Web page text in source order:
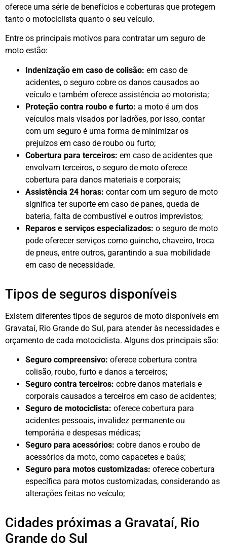
oferece uma série de benefícios e coberturas que protegem
tanto o motociclista quanto o seu veículo.
Entre os principais motivos para contratar um seguro de
moto estão:
Indenização em caso de colisão: em caso de
acidentes, o seguro cobre os danos causados ao
veículo e também oferece assistência ao motorista;
Proteção contra roubo e furto: a moto é um dos
veículos mais visados por ladrões, por isso, contar
com um seguro é uma forma de minimizar os
prejuízos em caso de roubo ou furto;
Cobertura para terceiros: em caso de acidentes que
envolvam terceiros, o seguro de moto oferece
cobertura para danos materiais e corporais;
Assistência 24 horas: contar com um seguro de moto
significa ter suporte em caso de panes, queda de
bateria, falta de combustível e outros imprevistos;
Reparos e serviços especializados: o seguro de moto
pode oferecer serviços como guincho, chaveiro, troca
de pneus, entre outros, garantindo a sua mobilidade
em caso de necessidade.
Tipos de seguros disponíveis
Existem diferentes tipos de seguros de moto disponíveis em
Gravataí, Rio Grande do Sul, para atender às necessidades e
orçamento de cada motociclista. Alguns dos principais são:
Seguro compreensivo: oferece cobertura contra
colisão, roubo, furto e danos a terceiros;
Seguro contra terceiros: cobre danos materiais e
corporais causados a terceiros em caso de acidentes;
Seguro de motociclista: oferece cobertura para
acidentes pessoais, invalidez permanente ou
temporária e despesas médicas;
Seguro para acessórios: cobre danos e roubo de
acessórios da moto, como capacetes e baús;
Seguro para motos customizadas: oferece cobertura
específica para motos customizadas, considerando as
alterações feitas no veículo;
Cidades próximas a Gravataí, Rio
Grande do Sul